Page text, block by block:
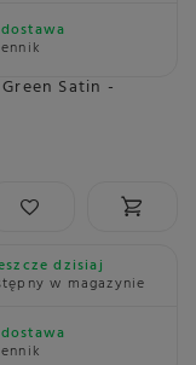
Satin -
dzisiaj
w magazynie